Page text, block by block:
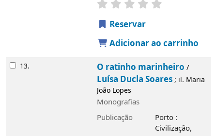
Reservar
Adicionar ao carrinho
13. O ratinho marinheiro /
Luísa Ducla Soares; il. Maria
João Lopes
Monografias
Publicação
Porto :
Civilização,